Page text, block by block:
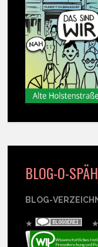
BLOG-O-
BLOG-
★ ★